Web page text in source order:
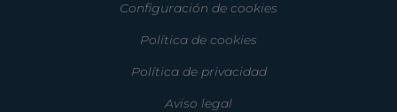
Configuración de cookies
Política de cookies
Política de privacidad
Aviso legal